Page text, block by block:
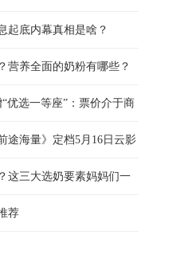
起底内幕真相是啥？
营养全面的奶粉有哪些？
优选一等座”：票价介于商
途海量》定档5月16日云影
这三大选奶要素妈妈们一
荐